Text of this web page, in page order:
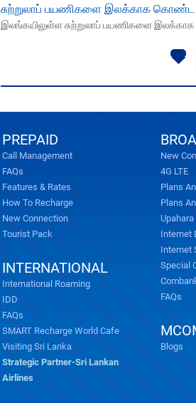
சுற்றுலாப் பயணிகளை இலக்காக கொண்ட
இலங்கயிலுள்ள சுற்றுலாப் பயணிகளை
PREPAID
Call Management
FAQs
Features & Rates
How To Recharge
New Connection
Tourist Pack
INTERNATIONAL
International Roaming
IDD
FAQs
SMART Recharge World Cafe
Visiting Sri Lanka
Strategic Partner-Sri Lankan
Airlines
New
4G LTE
Plans
Plans
Internet
Internet
Special
FAQs
Blogs